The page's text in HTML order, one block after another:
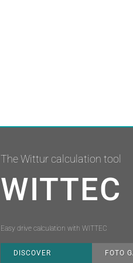
The Wittur calculation tool
WITTEC
Easy drive calculation with WITTEC
DISCOVER FOTO